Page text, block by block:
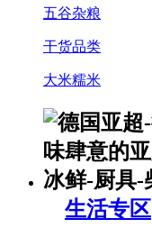
五谷杂粮
干货品类
大米糯米
生活专区